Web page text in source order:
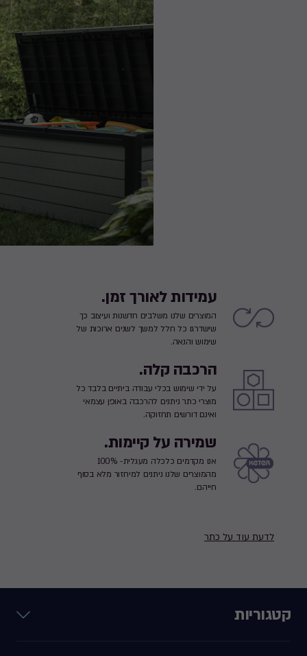
עמידות לאורך זמן.
המוצרים שלנו משלבים חדשנות ועיצוב כך
שישדרגו כל חלל למשך לשנים ארוכות של
שימוש והנאה.
הרכבה קלה.
על ידי שימוש בכלי עבודה ביתיים בלבד כל
מוצרי כתר ניתנים להרכבה באופן עצמאי
ואינם דורשים תחזוקה.
שמירה על קיימות.
אנו מקדמים כלכלה מעגלית- 100%
מהמוצרים שלנו ניתנים למיחזור מלא בסוף
חייהם.
לדעת עוד על כתר
קטגוריות